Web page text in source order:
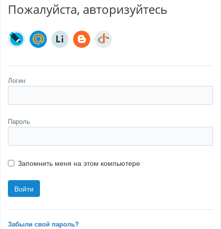
Пожалуйста, авторизуйтесь
Логин
Пароль
Запомнить меня на этом компьютере
Забыли свой пароль?